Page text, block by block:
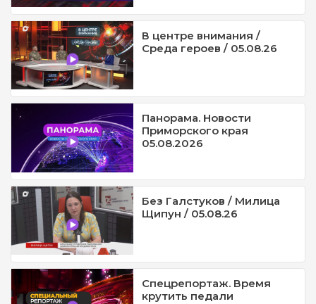
В центре внимания /
Среда героев / 05.08.26
Панорама. Новости
Приморского края
05.08.2026
Без Галстуков / Милица
Щипун / 05.08.26
Спецрепортаж. Время
крутить педали